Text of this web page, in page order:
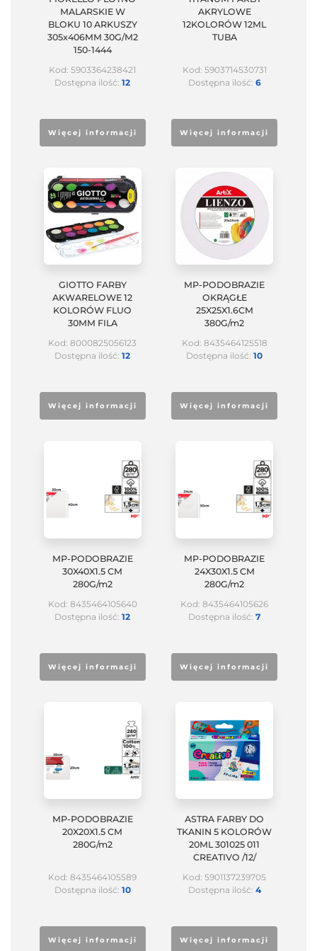
MALARSKIE W
BLOKU 10 ARKUSZY
305x406MM 30G/M2
150-1444
Kod: 5903364238421
Dostępna ilość:12
Więcej informacji
AKRYLOWE
12KOLORÓW 12ML
TUBA
Kod: 5903714530731
Dostępna ilość: 6
Więcej informacji
GIOTTO FARBY
AKWARELOWE 12
KOLORÓW FLUO
30MM FILA
Kod: 8000825056123
Dostępna ilość:12
Więcej informacji
MP-PODOBRAZIE
OKRĄGŁE
25X25X1.6CM
380G/m2
Kod: 8435464125518
Dostępna ilość:10
Więcej informacji
MP-PODOBRAZIE
30X40X1.5 CM
280G/m2
Kod: 8435464105640
Dostępna ilość:12
Więcej informacji
MP-PODOBRAZIE
24X30X1.5 CM
280G/m2
Kod: 8435464105626
Dostępna ilość:7
Więcej informacji
MP-PODOBRAZIE
20X20X1.5 CM
280G/m2
Kod: 8435464105589
Dostępna ilość: 10
Więcej informacji
ASTRA FARBY DO
TKANIN 5 KOLORÓW
20ML 301025 011
CREATIVO /12/
Kod: 5901137239705
Dostępna ilość: 4
Więcej informacji